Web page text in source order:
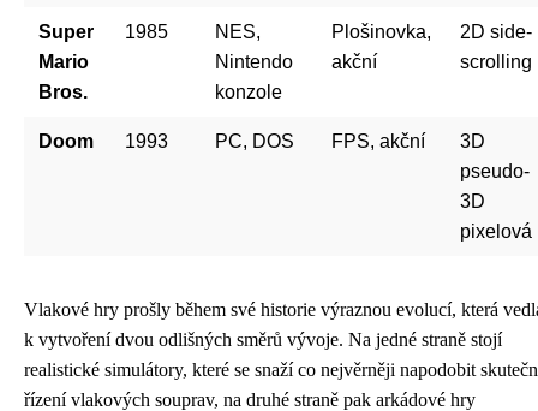
Super
Mario
Bros.
1985
NES,
Nintendo
konzole
Plošinovka,
akční
2D side-
scrolling
Doom 1993 PC, DOS FPS, akční
3D
pseudo-
3D
pixelová
Vlakové hry prošly během své historie výraznou evolucí, která
k vytvoření dvou odlišných směrů vývoje. Na jedné straně stojí
realistické simulátory, které se snaží co nejvěrněji napodobit
řízení vlakových souprav, na druhé straně pak arkádové hry